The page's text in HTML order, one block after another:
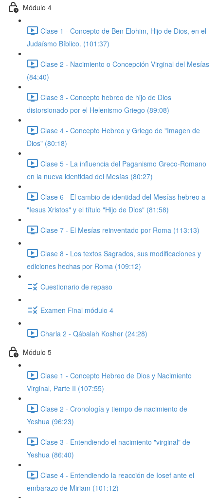
Módulo 4
Clase 1 - Concepto de Ben Elohim, Hijo de Dios, en el
Judaísmo Bíblico. (101:37)
Clase 2 - Nacimiento o Concepción Virginal del Mesías
(84:40)
Clase 3 - Concepto hebreo de hijo de Dios
distorsionado por el Helenismo Griego (89:08)
Clase 4 - Concepto Hebreo y Griego de "Imagen de
Dios" (80:18)
Clase 5 - La influencia del Paganismo Greco-Romano
en la nueva identidad del Mesías (80:27)
Clase 6 - El cambio de identidad del Mesías hebreo a
"Iesus Xristos" y el título "Hijo de Dios" (81:58)
Clase 7 - El Mesías reinventado por Roma (113:13)
Clase 8 - Los textos Sagrados, sus modificaciones y
ediciones hechas por Roma (109:12)
Cuestionario de repaso
Examen Final módulo 4
Charla 2 - Qábalah Kosher (24:28)
Módulo 5
Clase 1 - Concepto Hebreo de Dios y Nacimiento
Virginal, Parte II (107:55)
Clase 2 - Cronología y tiempo de nacimiento de
Yeshua (96:23)
Clase 3 - Entendiendo el nacimiento "virginal" de
Yeshua (86:40)
Clase 4 - Entendiendo la reacción de Iosef ante el
embarazo de Miriam (101:12)